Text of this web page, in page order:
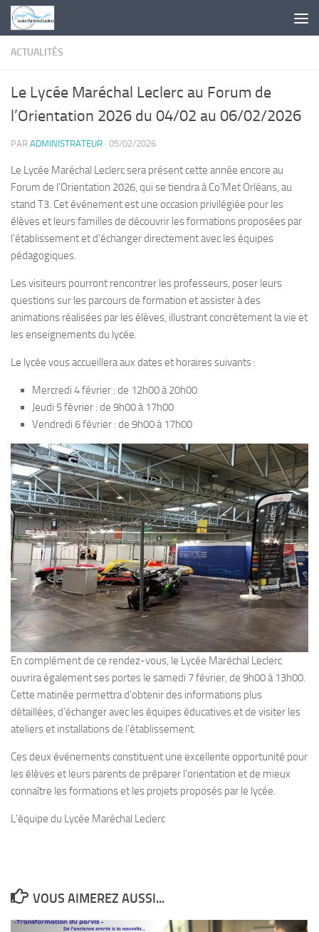
Skip to content
ACTUALITÉS
Le Lycée Maréchal Leclerc au Forum de
l’Orientation 2026 du 04/02 au 06/02/2026
PAR ADMINISTRATEUR · 05/02/2026
Le Lycée Maréchal Leclerc sera présent cette année encore au
Forum de l’Orientation 2026, qui se tiendra à Co’Met Orléans, au
stand T3. Cet événement est une occasion privilégiée pour les
élèves et leurs familles de découvrir les formations proposées par
l’établissement et d’échanger directement avec les équipes
pédagogiques.
Les visiteurs pourront rencontrer les professeurs, poser leurs
questions sur les parcours de formation et assister à des
animations réalisées par les élèves, illustrant concrètement la vie et
les enseignements du lycée.
Le lycée vous accueillera aux dates et horaires suivants :
Mercredi 4 février : de 12h00 à 20h00
Jeudi 5 février : de 9h00 à 17h00
Vendredi 6 février : de 9h00 à 17h00
En complément de ce rendez-vous, le Lycée Maréchal Leclerc
ouvrira également ses portes le samedi 7 février, de 9h00 à 13h00.
Cette matinée permettra d’obtenir des informations plus
détaillées, d’échanger avec les équipes éducatives et de visiter les
ateliers et installations de l’établissement.
Ces deux événements constituent une excellente opportunité pour
les élèves et leurs parents de préparer l’orientation et de mieux
connaître les formations et les projets proposés par le lycée.
L’équipe du Lycée Maréchal Leclerc
VOUS AIMEREZ AUSSI...